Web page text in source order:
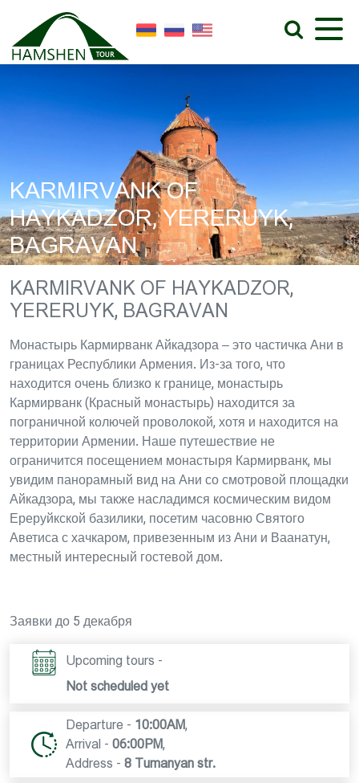
KARMIRVANK OF
HAYKADZOR, YERERUYK,
BAGRAVAN
KARMIRVANK OF HAYKADZOR,
YERERUYK, BAGRAVAN
Монастырь Кармирванк Айкадзора – это частичка Ани в
границах Республики Армения. Из-за того, что
находится очень близко к границе, монастырь
Кармирванк (Красный монастырь) находится за
пограничной колючей проволокой, хотя и находится на
территории Армении. Наше путешествие не
ограничится посещением монастыря Кармирванк, мы
увидим панорамный вид на Ани со смотровой площадки
Айкадзора, мы также насладимся космическим видом
Ереруйкской базилики, посетим часовню Святого
Аветиса с хачкаром, привезенным из Ани и Ваанатун,
местный интересный гостевой дом.
Заявки до 5 декабря
Upcoming tours -
Not scheduled yet
Departure - 10:00AM,
Arrival - 06:00PM,
Address - 8 Tumanyan str.